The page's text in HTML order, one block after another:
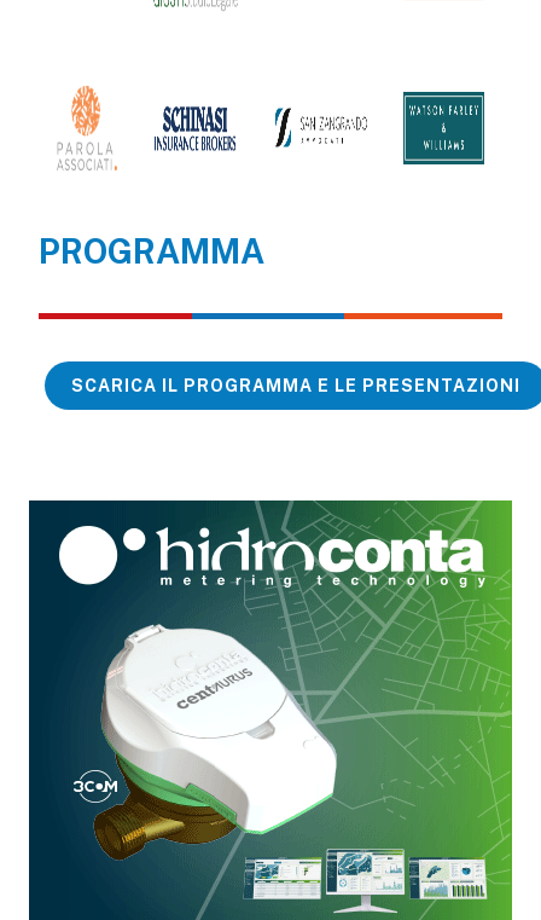
PROGRAMMA
SCARICA IL PROGRAMMA E LE PRESENTAZIONI